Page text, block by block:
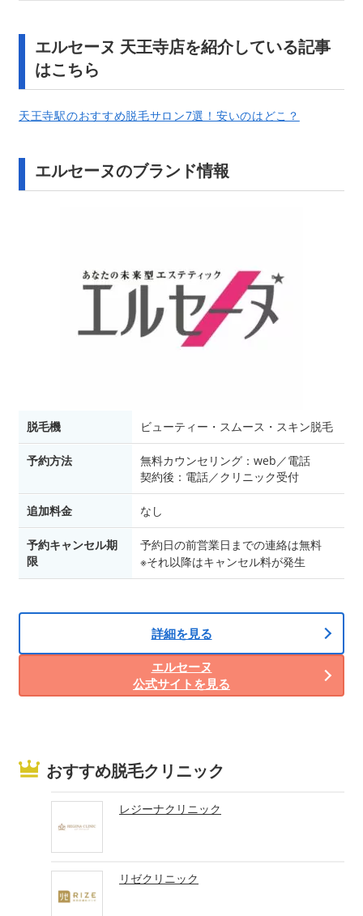
エルセーヌ 天王寺店を紹介している記事
はこちら
天王寺駅のおすすめ脱毛サロン7選！安いのはどこ？
エルセーヌのブランド情報
脱毛機 ビューティー・スムース・スキン脱毛
予約方法
無料カウンセリング：web／電話
契約後：電話／クリニック受付
追加料金 なし
予約キャンセル期
限
予約日の前営業日までの連絡は無料
※それ以降はキャンセル料が発生
詳細を見る
エルセーヌ
公式サイトを見る
おすすめ脱毛クリニック
レジーナクリニック
リゼクリニック